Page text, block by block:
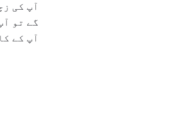
آپ کی
گے تو
آپ کے